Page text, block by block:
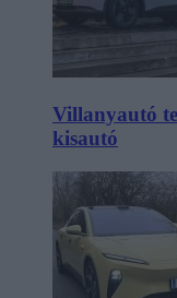
Villanyautó
kisautó